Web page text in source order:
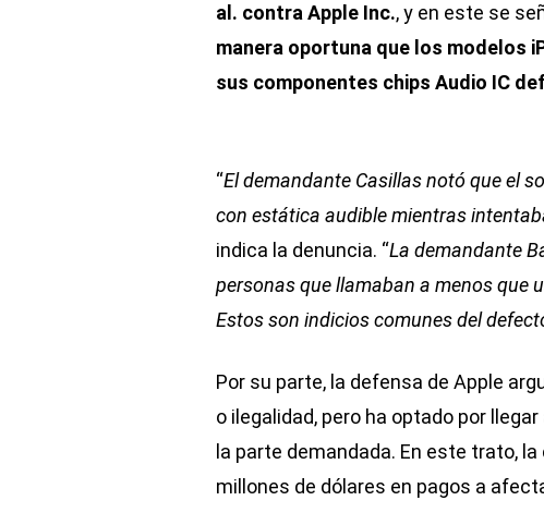
al. contra Apple Inc., y en este se
manera oportuna que los modelos
sus componentes chips Audio IC
“El demandante Casillas notó que el
con estática audible mientras
indica la denuncia. “La demandante
personas que llamaban a menos que
Estos son indicios comunes del
Por su parte, la defensa de Apple
o ilegalidad, pero ha optado por
la parte demandada. En este trato,
millones de dólares en pagos a